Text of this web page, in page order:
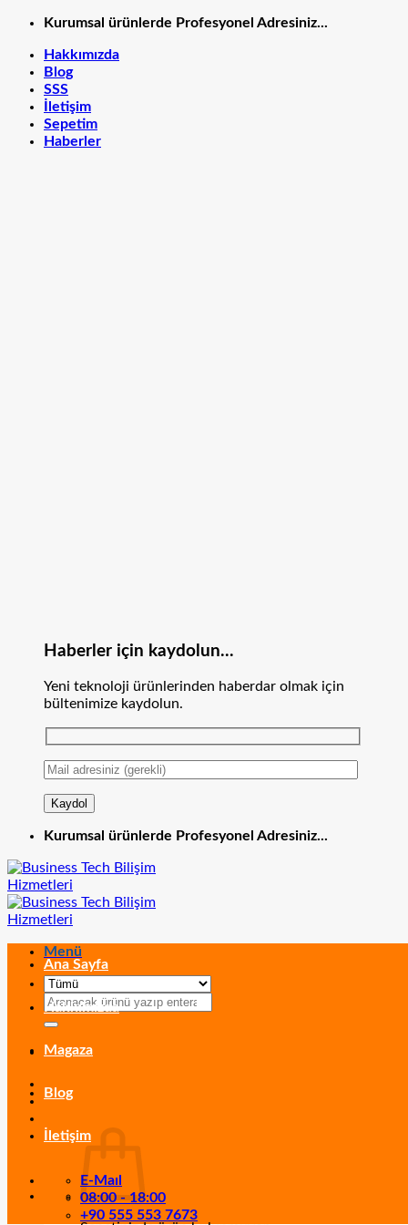
İçeriğeKurumsal ürünlerde Profesyonel Adresiniz...
Hakkımızda
Blog
SSS
İletişim
Sepetim
Haberler
Haberler için kaydolun...
Yeni teknoloji ürünlerinden haberdar olmak için
bültenimize kaydolun.
Kurumsal ürünlerde Profesyonel Adresiniz...
Menü
Ara:
Ana Sayfa
Hakkımızda
Magaza
Blog
İletişim
E-Maıl
08:00 - 18:00
+90 555 553 7673